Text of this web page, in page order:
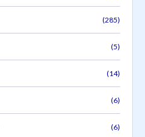
(285)
(5)
(14)
(6)
(6)